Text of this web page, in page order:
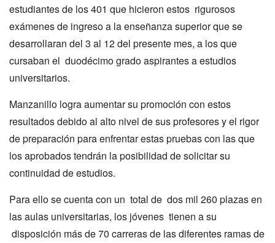
estudiantes de los 401 que hicieron estos rigurosos
exámenes de ingreso a la enseñanza superior que se
desarrollaran del 3 al 12 del presente mes, a los que
cursaban el duodécimo grado aspirantes a estudios
universitarios.
Manzanillo logra aumentar su promoción con estos
resultados debido al alto nivel de sus profesores y el rigor
de preparación para enfrentar estas pruebas con las que
los aprobados tendrán la posibilidad de solicitar su
continuidad de estudios.
Para ello se cuenta con un total de dos mil 260 plazas en
las aulas universitarias, los jóvenes tienen a su
disposición más de 70 carreras de las diferentes ramas de